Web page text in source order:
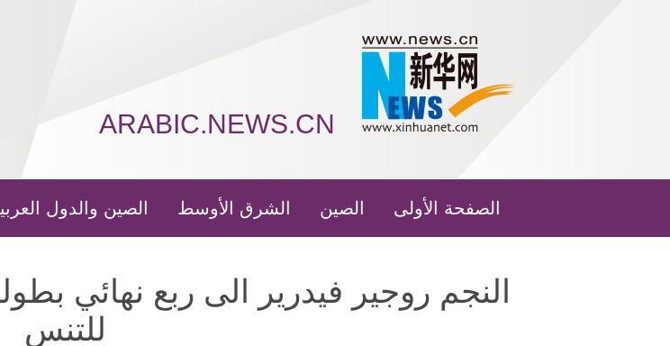
ARABIC.NEWS.CN
الصفحة الأولى الصين الشرق الأوسط الصين والدول
النجم روجير فيدرير الى ربع نهائي
للتنس